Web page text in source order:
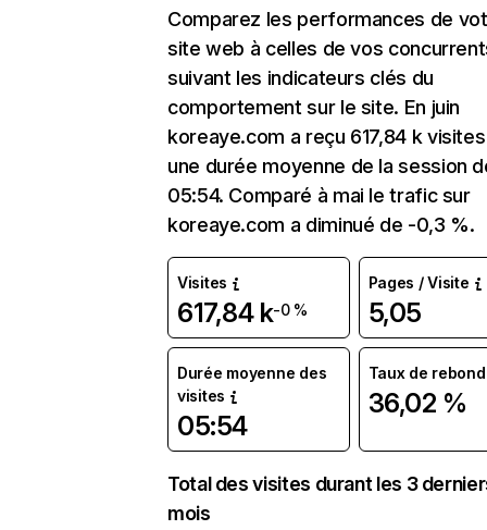
Comparez les performances de
site web à celles de vos
suivant les indicateurs clés du
comportement sur le site. En juin
koreaye.com a reçu 617,84 k
une durée moyenne de la session
05:54. Comparé à mai le trafic sur
koreaye.com a diminué de -0,3 %.
Visites
617,84 k-0 %
Pages / Visite
5,05
Durée moyenne des
visites
05:54
Taux de rebond
36,02 %
Total des visites durant les 3
mois